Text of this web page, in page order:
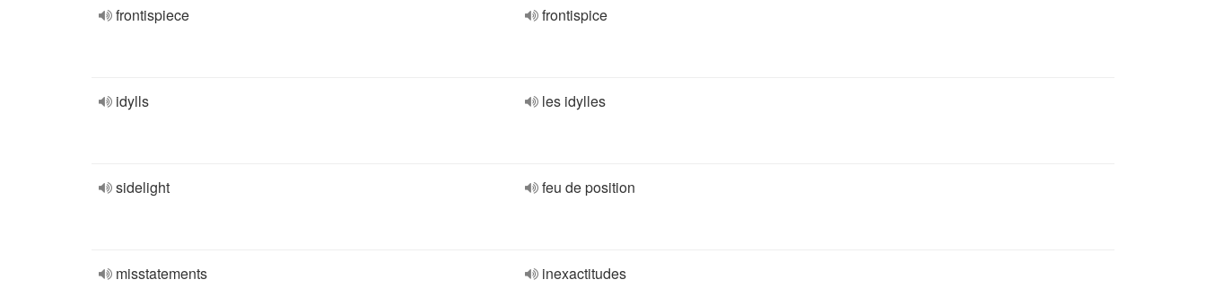
frontispiece frontispice
idylls les idylles
sidelight feu de position
misstatements inexactitudes